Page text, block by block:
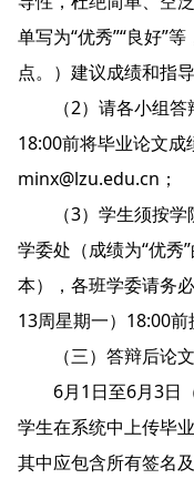
单写为“优秀”“良好”
点。）建议成绩和指
（2）请各小组
18:00前将毕业论文成
minx@lzu.edu.cn；
（3）学生须按
学委处（成绩为“优秀
本），各班学委请务
13周星期一）18:00前
（三）答辩后论
6月1日至6月3日
学生在系统中上传毕
其中应包含所有签名